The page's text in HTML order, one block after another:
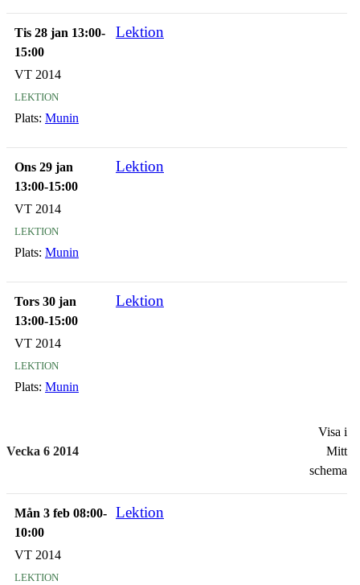
Tis 28 jan 13:00-
15:00
Lektion
VT 2014
lektion
Plats: Munin
Ons 29 jan
13:00-15:00
Lektion
VT 2014
lektion
Plats: Munin
Tors 30 jan
13:00-15:00
Lektion
VT 2014
lektion
Plats: Munin
Vecka 6 2014
Visa i
Mitt
schema
Mån 3 feb 08:00-
10:00
Lektion
VT 2014
lektion